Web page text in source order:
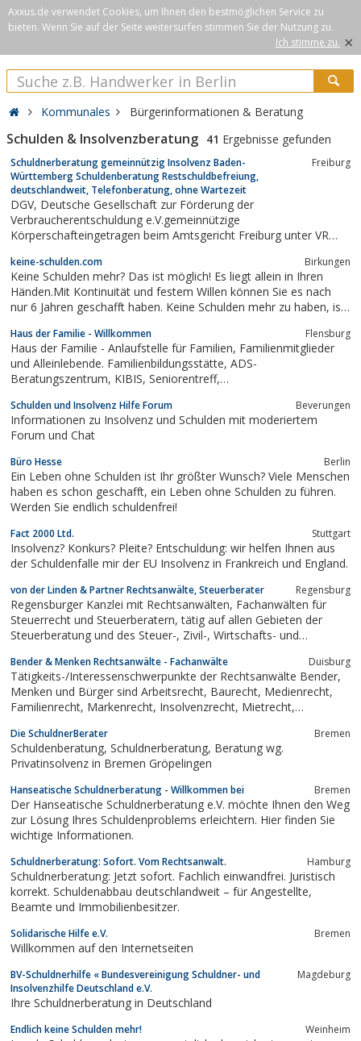
Axxus.de verwendet Cookies, um Ihnen den bestmöglichen Service zu
bieten. Wenn Sie auf der Seite weitersurfen stimmen Sie der Nutzung zu.
Ich stimme zu. ×
Kommunales Bürgerinformationen & Beratung
Schulden & Insolvenzberatung 41 Ergebnisse gefunden
Schuldnerberatung gemeinnützig Insolvenz Baden-
Württemberg Schuldenberatung Restschuldbefreiung,
deutschlandweit, Telefonberatung, ohne Wartezeit
Freiburg
DGV, Deutsche Gesellschaft zur Förderung der
Verbraucherentschuldung e.V.gemeinnützige
Körperschafteingetragen beim Amtsgericht Freiburg unter VR
ZieglerSozialwirtschaftliche Fachberatungsstellefür Maßnahmen
zur Schuldenprävention und zur nachhaltigen...
keine-schulden.com Birkungen
Keine Schulden mehr? Das ist möglich! Es liegt allein in Ihren
Händen.Mit Kontinuität und festem Willen können Sie es nach
nur 6 Jahren geschafft haben. Keine Schulden mehr zu haben, ist
Schritte, doch diese sind für jederman zu bewältigen. Lesen Sie
mehr ...
Haus der Familie - Willkommen Flensburg
Haus der Familie - Anlaufstelle für Familien, Familienmitglieder
und Alleinlebende. Familienbildungsstätte, ADS-
Beratungszentrum, KIBIS, Seniorentreff,
Flensburg!Das Haus der Familie ist seit 65 Jahren eine
verlässliche und kompetente Anlaufstelle für...
Schulden und Insolvenz Hilfe Forum Beverungen
Informationen zu Insolvenz und Schulden mit moderiertem
Forum und Chat
Büro Hesse Berlin
Ein Leben ohne Schulden ist Ihr größter Wunsch? Viele Menschen
haben es schon geschafft, ein Leben ohne Schulden zu führen.
Werden Sie endlich schuldenfrei!
Fact 2000 Ltd. Stuttgart
Insolvenz? Konkurs? Pleite? Entschuldung: wir helfen Ihnen aus
der Schuldenfalle mir der EU Insolvenz in Frankreich und England.
von der Linden & Partner Rechtsanwälte, Steuerberater Regensburg
Regensburger Kanzlei mit Rechtsanwälten, Fachanwälten für
Steuerrecht und Steuerberatern, tätig auf allen Gebieten der
Steuerberatung und des Steuer-, Zivil-, Wirtschafts- und
Erbrecht
Bender & Menken Rechtsanwälte - Fachanwälte Duisburg
Tätigkeits-/Interessenschwerpunkte der Rechtsanwälte Bender,
Menken und Bürger sind Arbeitsrecht, Baurecht, Medienrecht,
Familienrecht, Markenrecht, Insolvenzrecht, Mietrecht,
Wettbewerbsrecht.
Die SchuldnerBerater Bremen
Schuldenberatung, Schuldnerberatung, Beratung wg.
Privatinsolvenz in Bremen Gröpelingen
Hanseatische Schuldnerberatung - Willkommen bei Bremen
Der Hanseatische Schuldnerberatung e.V. möchte Ihnen den Weg
zur Lösung Ihres Schuldenproblems erleichtern. Hier finden Sie
wichtige Informationen.
Schuldnerberatung: Sofort. Vom Rechtsanwalt. Hamburg
Schuldnerberatung: Jetzt sofort. Fachlich einwandfrei. Juristisch
korrekt. Schuldenabbau deutschlandweit – für Angestellte,
Beamte und Immobilienbesitzer.
Solidarische Hilfe e.V. Bremen
Willkommen auf den Internetseiten
BV-Schuldnerhilfe « Bundesvereinigung Schuldner- und
Insolvenzhilfe Deutschland e.V.
Magdeburg
Ihre Schuldnerberatung in Deutschland
Endlich keine Schulden mehr! Weinheim